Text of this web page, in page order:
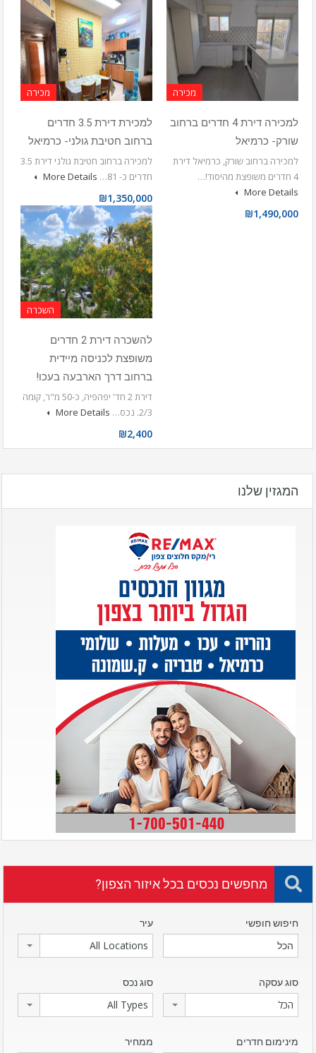
מכירה
למכירה דירת 4 חדרים ברחוב
שורק- כרמיאל
למכירה ברחוב שורק, כרמיאל דירת
4 חדרים משופצת מהיסוד!…
More Details
₪1,490,000
מכירה
למכירת דירת 3.5 חדרים
ברחוב חטיבת גולני- כרמיאל
למכירה ברחוב חטיבת גולני דירת 3.5
חדרים כ- 81…
More Details
₪1,350,000
השכרה
להשכרה דירת 2 חדרים
משופצת לכניסה מיידית
ברחוב דרך הארבעה בעכו!
דירת 2 חד' יפהפיה, כ-50 מ"ר, קומה
2/3. נכס…
More Details
₪2,400
המגזין שלנו
מחפשים נכסים בכל איזור הצפון?
חיפוש חופשי עיר
All Locations
סוג עסקה
הכל
סוג נכס
All Types
מינימום חדרים ממחיר